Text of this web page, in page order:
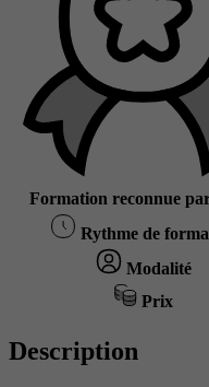
Formation reconnue
Rythme de
Modalité
Prix
Description